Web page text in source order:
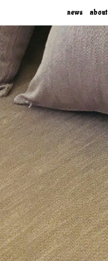
news about